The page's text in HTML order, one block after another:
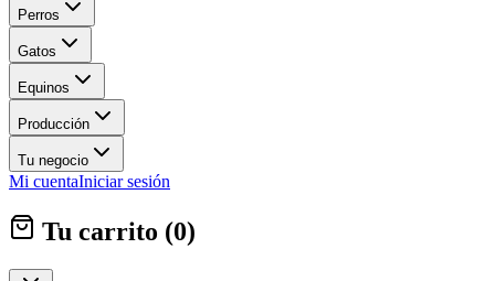
Perros
Gatos
Equinos
Producción
Tu negocio
Mi cuentaIniciar sesión
Tu carrito (0)